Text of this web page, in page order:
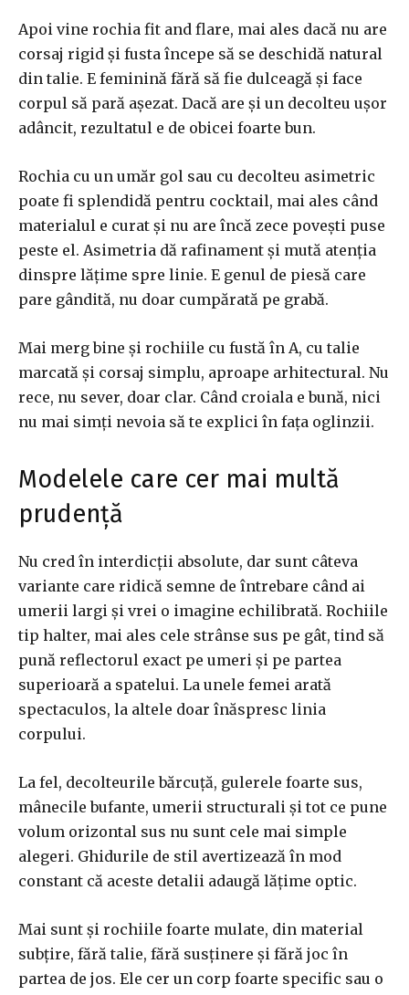
Apoi vine rochia fit and flare, mai ales dacă nu are
corsaj rigid și fusta începe să se deschidă natural
din talie. E feminină fără să fie dulceagă și face
corpul să pară așezat. Dacă are și un decolteu ușor
adâncit, rezultatul e de obicei foarte bun.
Rochia cu un umăr gol sau cu decolteu asimetric
poate fi splendidă pentru cocktail, mai ales când
materialul e curat și nu are încă zece povești puse
peste el. Asimetria dă rafinament și mută atenția
dinspre lățime spre linie. E genul de piesă care
pare gândită, nu doar cumpărată pe grabă.
Mai merg bine și rochiile cu fustă în A, cu talie
marcată și corsaj simplu, aproape arhitectural. Nu
rece, nu sever, doar clar. Când croiala e bună, nici
nu mai simți nevoia să te explici în fața oglinzii.
Modelele care cer mai multă
prudență
Nu cred în interdicții absolute, dar sunt câteva
variante care ridică semne de întrebare când ai
umerii largi și vrei o imagine echilibrată. Rochiile
tip halter, mai ales cele strânse sus pe gât, tind să
pună reflectorul exact pe umeri și pe partea
superioară a spatelui. La unele femei arată
spectaculos, la altele doar înăspresc linia
corpului.
La fel, decolteurile bărcuță, gulerele foarte sus,
mânecile bufante, umerii structurali și tot ce pune
volum orizontal sus nu sunt cele mai simple
alegeri. Ghidurile de stil avertizează în mod
constant că aceste detalii adaugă lățime optic.
Mai sunt și rochiile foarte mulate, din material
subțire, fără talie, fără susținere și fără joc în
partea de jos. Ele cer un corp foarte specific sau o